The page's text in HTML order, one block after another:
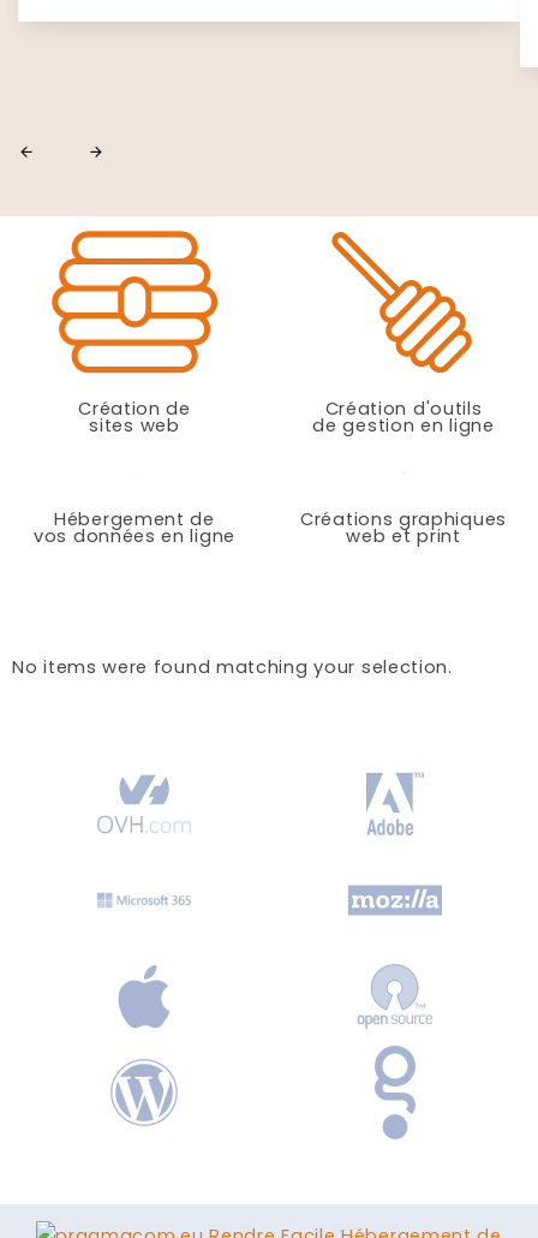
Création de
sites web
Création d'outils
de gestion en ligne
Hébergement de
vos données en ligne
Créations graphiques
web et print
No items were found matching your selection.